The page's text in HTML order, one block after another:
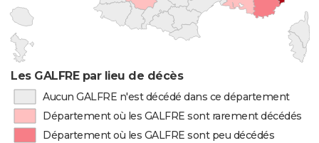
Les GALFRE par lieu de décès
Aucun GALFRE n'est décédé dans ce département
Département où les GALFRE sont rarement décédés
Département où les GALFRE sont peu décédés